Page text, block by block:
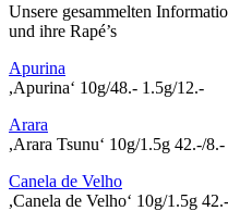
Unsere gesammelten
und ihre Rapé’s
Apurina
,Apurina‘ 10g/48.- 1.5g/12.-
Arara
,Arara Tsunu‘ 10g/1.5g 42.-/8.-
Canela de Velho
,Canela de Velho‘ 10g/1.5g